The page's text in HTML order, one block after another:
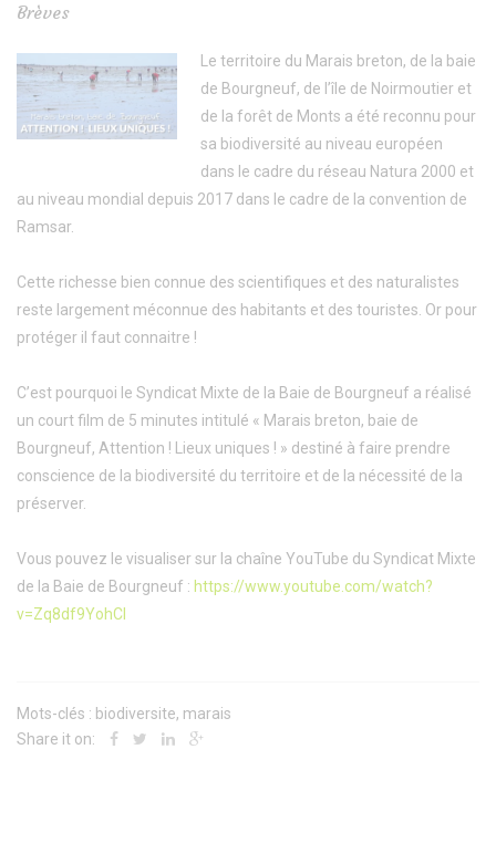
Brèves
Le territoire du Marais breton, de la baie
de Bourgneuf, de l’île de Noirmoutier et
de la forêt de Monts a été reconnu pour
sa biodiversité au niveau européen
dans le cadre du réseau Natura 2000 et
au niveau mondial depuis 2017 dans le cadre de la convention de
Ramsar.
Cette richesse bien connue des scientifiques et des naturalistes
reste largement méconnue des habitants et des touristes. Or pour
protéger il faut connaitre !
C’est pourquoi le Syndicat Mixte de la Baie de Bourgneuf a réalisé
un court film de 5 minutes intitulé « Marais breton, baie de
Bourgneuf, Attention ! Lieux uniques ! » destiné à faire prendre
conscience de la biodiversité du territoire et de la nécessité de la
préserver.
Vous pouvez le visualiser sur la chaîne YouTube du Syndicat Mixte
de la Baie de Bourgneuf : https://www.youtube.com/watch?
v=Zq8df9YohCI
Mots-clés : biodiversite, marais
Share it on: